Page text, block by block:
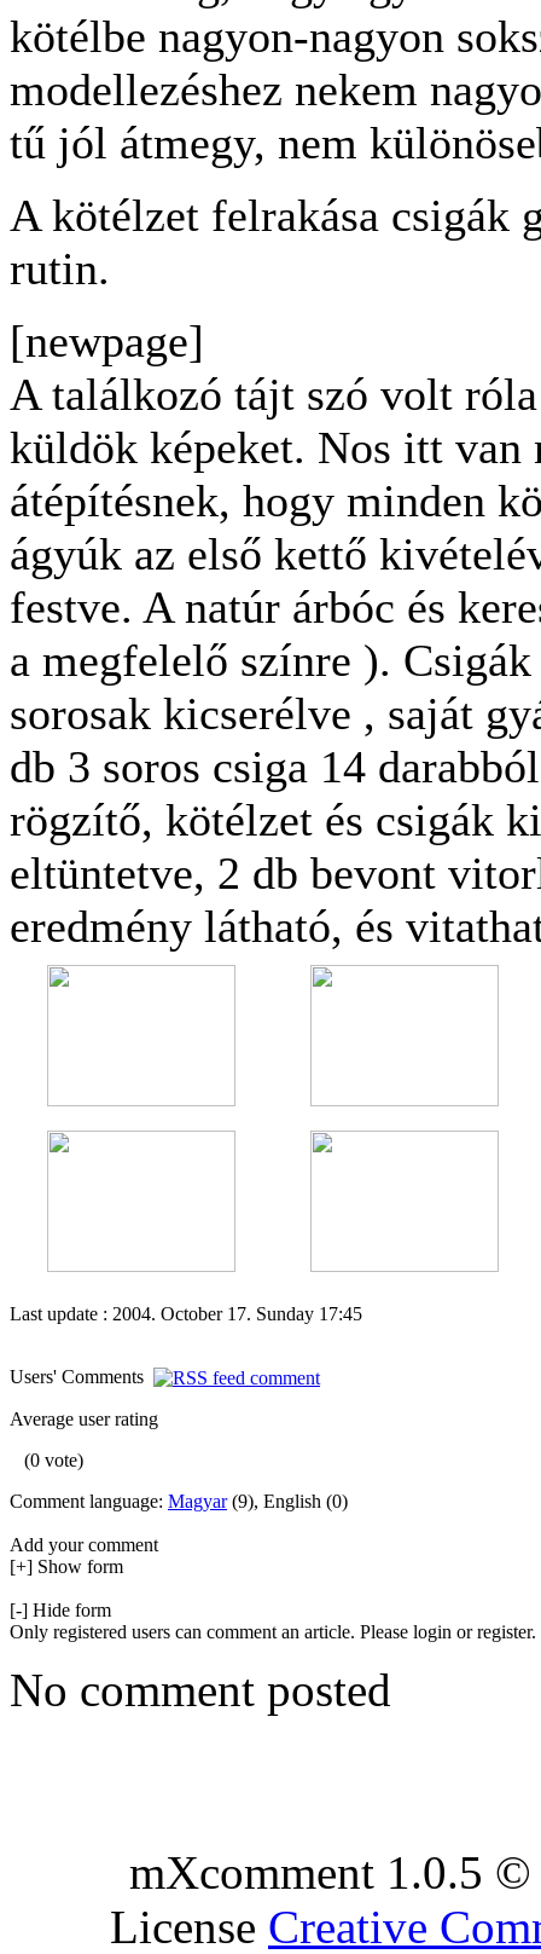
kötélbe nagyon-nagyon
modellezéshez nekem
tű jól átmegy, nem
A kötélzet felrakása csigák
rutin.
[newpage]
A találkozó tájt szó volt
küldök képeket. Nos itt van
átépítésnek, hogy minden
ágyúk az első kettő
festve. A natúr árbóc és
a megfelelő színre ).
sorosak kicserélve , saját
db 3 soros csiga 14
rögzítő, kötélzet és csigák
eltüntetve, 2 db bevont
eredmény látható, és
Last update : 2004. October 17. Sunday 17:45
Users' Comments
Average user rating
(0 vote)
Comment language: Magyar(9), English (0)
Add your comment
[+] Show form
[-] Hide form
Only registered users can comment an article. Please login or register.
No comment posted
mXcomment 1.0.5
License Creative